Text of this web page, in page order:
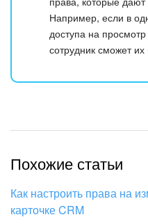
Например, если в
доступа на
сотрудник сможет их
Похожие статьи
Как настроить права на
карточке CRM